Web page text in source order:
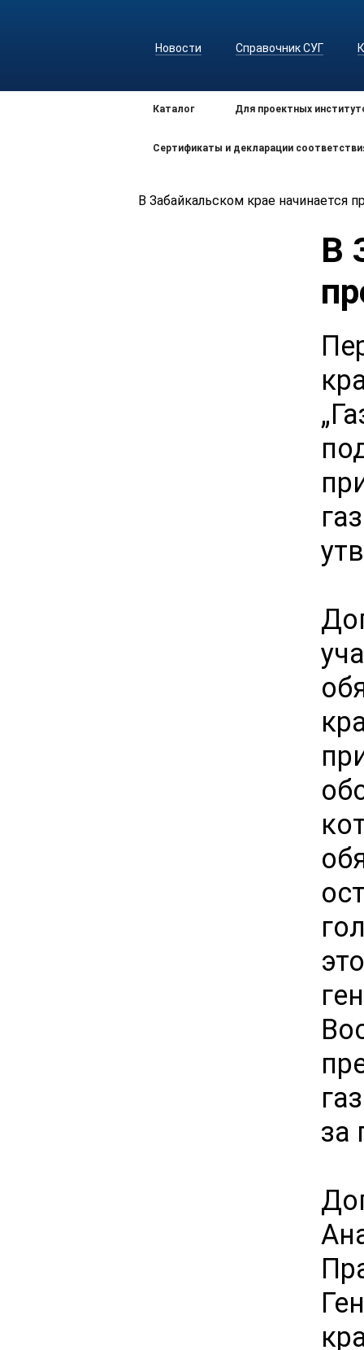
Новости Справочник СУГ
Каталог Для проектных
Сертификаты и декларации
В Забайкальском крае начинается
В
за